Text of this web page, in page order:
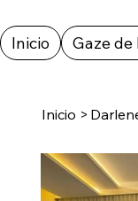
Inicio Gaze de
Inicio >